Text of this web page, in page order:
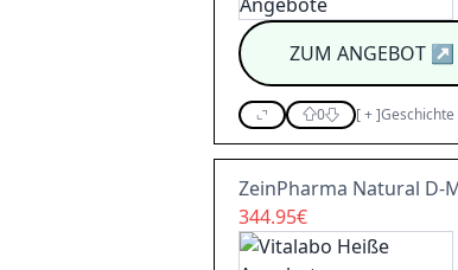
ZUM ANGEBOT↗
0 [+]Geschichte
ZeinPharma Natural D-
344.95€